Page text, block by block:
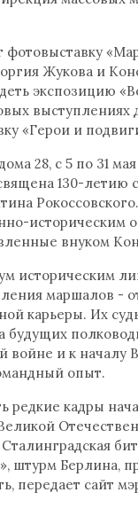
фотовыставку
Жукова и
экспозицию
выступлениях
«Герои и
28, с 5 по 31
130-летию
историческим
внуком
историческим
маршалов -
карьеры. Их
будущих
войне и к
опыт.
редкие кадры
штурм Берлина,
передает сайт